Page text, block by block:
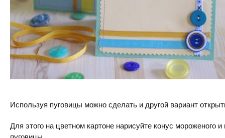
Используя пуговицы можно сделать и другой вариант
Для этого на цветном картоне нарисуйте конус мороженого